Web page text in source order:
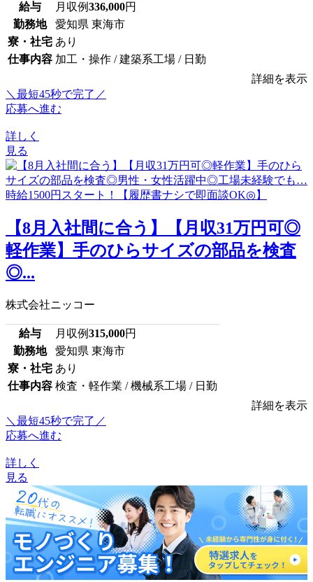
給与 月収例336,000円
勤務地
愛知県 東海市
寮・社宅 あり
仕事内容 加工・操作 / 建築系工場 / 日勤
詳細を表示
＼最短45秒で完了／
応募へ進む
詳しく
見る
【8月入社間に合う】【月収31万円可◎
軽作業】手のひらサイズの部品を検査
◎...
株式会社ニッコー
給与 月収例315,000円
勤務地
愛知県 東海市
寮・社宅 あり
仕事内容 検査・軽作業 / 機械系工場 / 日勤
詳細を表示
＼最短45秒で完了／
応募へ進む
詳しく
見る